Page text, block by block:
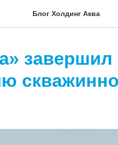
Блог Холдинг Аква
завершил